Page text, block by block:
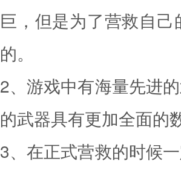
巨，但是为了营救自
的。
2、游戏中有海量先进
的武器具有更加全面的
3、在正式营救的时候